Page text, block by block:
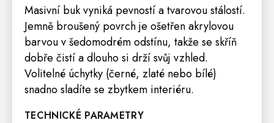
Masivní buk vyniká pevností a tvarovou stálostí.
Jemně broušený povrch je ošetřen akrylovou
barvou v šedomodrém odstínu, takže se skříň
dobře čistí a dlouho si drží svůj vzhled.
Volitelné úchytky (černé, zlaté nebo bílé)
snadno sladíte se zbytkem interiéru.
TECHNICKÉ PARAMETRY